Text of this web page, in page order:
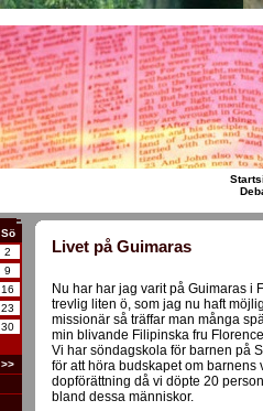
Sö
2
9
16
23
30
>>
Livet på Guimaras
Nu har har jag varit på Guimaras i
trevlig liten ö, som jag nu haft
missionär så träffar man många
min blivande Filipinska fru
Vi har söndagskola för barnen på
för att höra budskapet om
dopförättning då vi döpte 20
bland dessa människor.